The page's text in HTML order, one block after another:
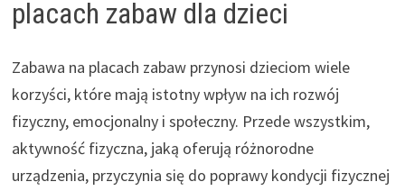
placach zabaw dla dzieci
Zabawa na placach zabaw przynosi dzieciom wiele
korzyści, które mają istotny wpływ na ich rozwój
fizyczny, emocjonalny i społeczny. Przede wszystkim,
aktywność fizyczna, jaką oferują różnorodne
urządzenia, przyczynia się do poprawy kondycji fizycznej